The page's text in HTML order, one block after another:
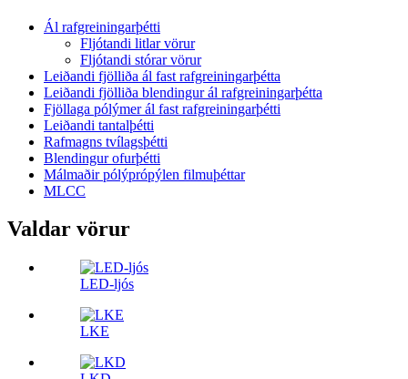
Ál rafgreiningarþétti
Fljótandi litlar vörur
Fljótandi stórar vörur
Leiðandi fjölliða ál fast rafgreiningarþétta
Leiðandi fjölliða blendingur ál rafgreiningarþétta
Fjöllaga pólýmer ál fast rafgreiningarþétti
Leiðandi tantalþétti
Rafmagns tvílagsþétti
Blendingur ofurþétti
Málmaðir pólýprópýlen filmuþéttar
MLCC
Valdar vörur
LED-ljós
LKE